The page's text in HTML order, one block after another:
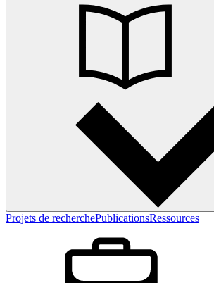
Projets de recherchePublicationsRessources